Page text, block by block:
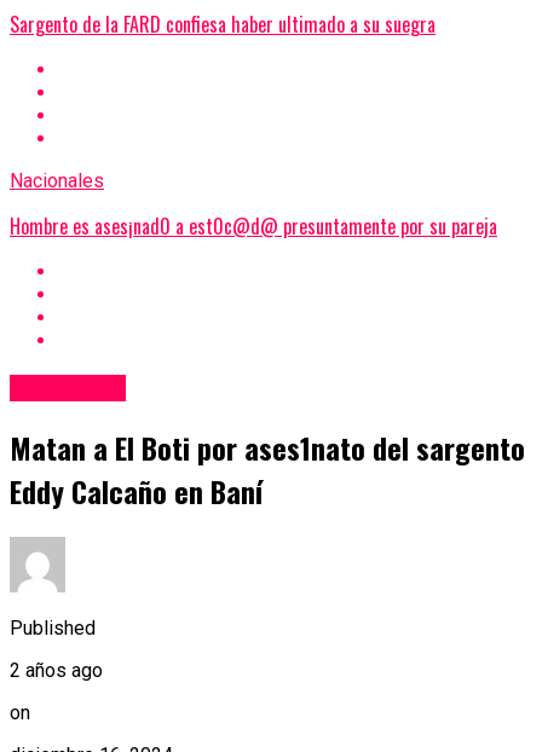
Sargento de la FARD confiesa haber ultimado a su suegra
Nacionales
Hombre es ases¡nad0 a est0c@d@ presuntamente por su pareja
Matan a El Boti por ases1nato del sargento
Eddy Calcaño en Baní
Published
2 años ago
on